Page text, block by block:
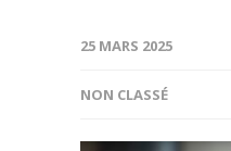
25 MARS 2025
NON CLASSÉ